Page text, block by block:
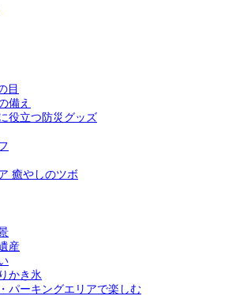
目
備え
役立つ防災グッズ
癒やしのツボ
産
かき氷
パーキングエリアで楽しむ